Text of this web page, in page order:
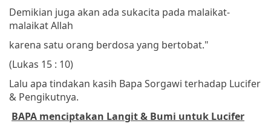
Demikian juga akan ada sukacita pada malaikat-
malaikat Allah
karena satu orang berdosa yang bertobat."
(Lukas 15 : 10)
Lalu apa tindakan kasih Bapa Sorgawi terhadap Lucifer
& Pengikutnya.
BAPA menciptakan Langit & Bumi untuk Lucifer